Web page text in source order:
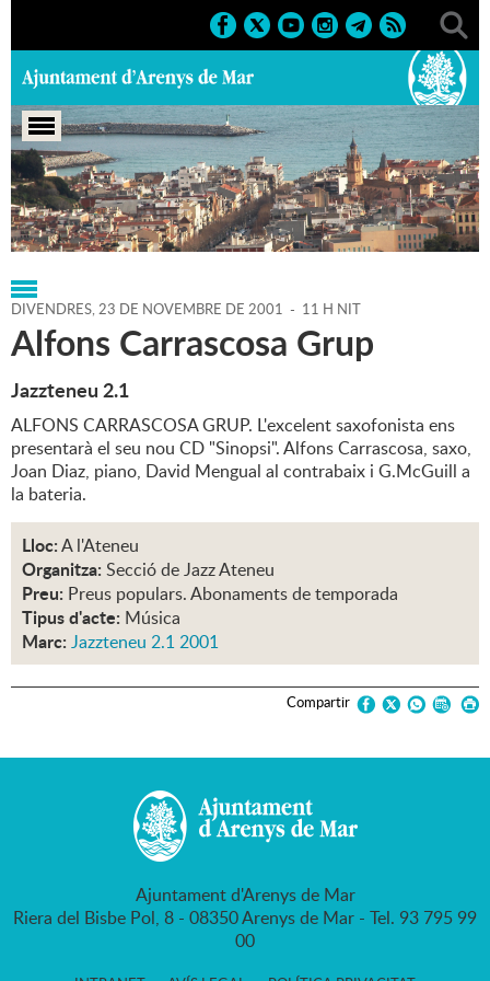
Portada > Regidories > Cultura > Agenda > 23-11-2001
DIVENDRES,23 DE NOVEMBRE DE 2001 - 11 H NIT
Alfons Carrascosa Grup
Jazzteneu 2.1
ALFONS CARRASCOSA GRUP. L'excelent saxofonista ens
presentarà el seu nou CD "Sinopsi". Alfons Carrascosa, saxo,
Joan Diaz, piano, David Mengual al contrabaix i G.McGuill a
la bateria.
Lloc:A l'Ateneu
Organitza: Secció de Jazz Ateneu
Preu: Preus populars. Abonaments de temporada
Tipus d'acte: Música
Marc: Jazzteneu 2.1 2001
Compartir
Ajuntament d'Arenys de Mar
Riera del Bisbe Pol, 8 - 08350 Arenys de Mar - Tel. 93 795 99
00